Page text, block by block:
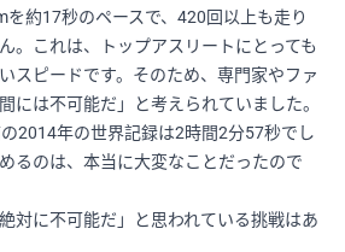
約17秒のペースで、420回以上も走り
。これは、トップアスリートにとっても
スピードです。そのため、専門家やファ
には不可能だ」と考えられていました。
2014年の世界記録は2時間2分57秒でし
るのは、本当に大変なことだったので
対に不可能だ」と思われている挑戦はあ